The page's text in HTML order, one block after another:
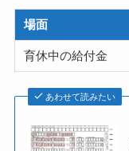
場面
育休中の給付金
あわせて読みたい